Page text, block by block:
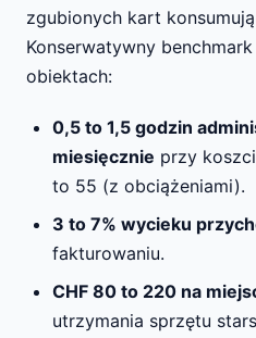
zgubionych kart
Konserwatywny
obiektach:
0,5 to 1,5 godzin
miesięcznie przy
to 55 (z obciążeniami).
3 to 7% wycieku
fakturowaniu.
CHF 80 to 220 na
utrzymania sprzętu